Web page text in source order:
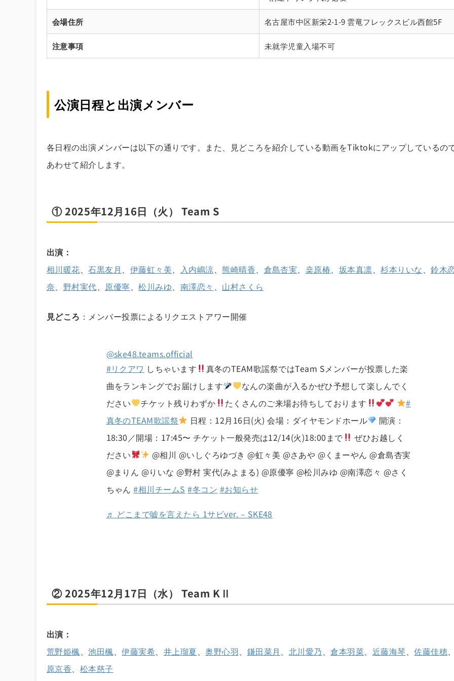
会場住所 名古屋市中区新栄2-1-9 雲竜フレックスビル西館5F
注意事項 未就学児童入場不可
公演日程と出演メンバー
各日程の出演メンバーは以下の通りです。また、見どころを紹介している動画をTiktokにアップしているの
あわせて紹介します。
① 2025年12月16日（火） Team S
出演：
相川暖花 、石黒友月 伊藤虹々美 入内嶋涼 熊崎晴香 倉島杏実 桒原椿 坂本真凛 、杉本りいな 、鈴木
奈
野村実代 原優寧 、松川みゆ 南澤恋々 山村さくら
見どころ ：メンバー投票によるリクエストアワー開催
@ske48.teams.official
#リクアワ しちゃいます
真冬のTEAM歌謡祭ではTeam Sメンバーが投票した楽
曲をランキングでお届けします
なんの楽曲が入るかぜひ予想して楽しんでく
ださい
チケット残りわずか たくさんのご来場お待ちしております
#
真冬のTEAM歌謡祭
日程：12月16日(火) 会場：ダイヤモンドホール
開演：
18:30／開場：17:45〜 チケット一般発売は12/14(火)18:00まで
ぜひお越しく
ださい
@相川 @いしぐろゆづき @虹々美 @さあや @くまーやん @倉島杏実
@まりん @りいな @野村 実代(みよまる) @原優寧 @松川みゆ @南澤恋々 @さく
ちゃん#相川チームS #冬コン #お知らせ
♬ どこまで嘘を言えたら 1サビver. – SKE48
② 2025年12月17日（水） Team KⅡ
出演：
荒野姫楓 、池田楓 、伊藤実希 井上瑠夏 、奥野心羽 鎌田菜月 北川愛乃 、倉本羽菜 近藤海琴 、佐藤佳穂
原京香
松本慈子